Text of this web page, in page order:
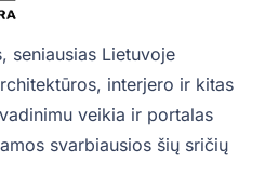
seniausias Lietuvoje
interjero ir kitas
veikia ir portalas
svarbiausios šių sričių